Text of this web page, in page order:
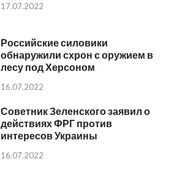
17.07.2022
Российские силовики
обнаружили схрон с оружием в
лесу под Херсоном
16.07.2022
Советник Зеленского заявил о
действиях ФРГ против
интересов Украины
16.07.2022